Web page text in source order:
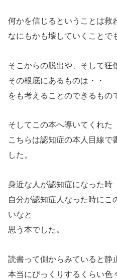
何かを信じるということは救
なにもかも壊していくことで
そこからの脱出や、そして狂
その根底にあるものは・・
をも考えることのできるもの
そしてこの本へ導いてくれた
こちらは認知症の本人目線で
した。
身近な人が認知症になった時
自分が認知症人なった時にこ
いなと
思う本でした。
読書って側からみていると静
本当にびっくりするくらい色